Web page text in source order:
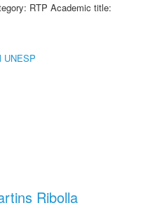
RTP Academic title:
UNESP
Ribolla